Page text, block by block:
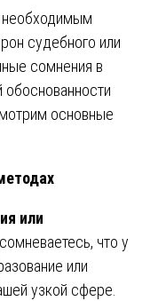
необходимым
судебного или
сомнения в
обоснованности
основные
или
что у
или
узкой сфере.